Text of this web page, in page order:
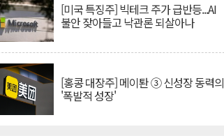
[미국 특징주] 빅테크 주가 급반등...AI
불안 잦아들고 낙관론 되살아나
[홍콩 대장주] 메이퇀 ③ 신성장 동력의
'폭발적 성장'